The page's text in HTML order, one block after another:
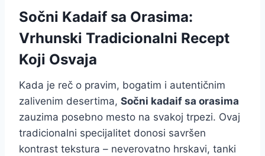
Sočni Kadaif sa Orasima:
Vrhunski Tradicionalni Recept
Koji Osvaja
Kada je reč o pravim, bogatim i autentičnim
zalivenim desertima, Sočni kadaif sa orasima
zauzima posebno mesto na svakoj trpezi. Ovaj
tradicionalni specijalitet donosi savršen
kontrast tekstura – neverovatno hrskavi, tanki